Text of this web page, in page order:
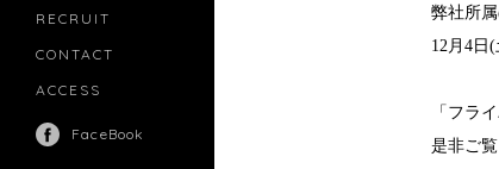
RECRUIT
CONTACT
ACCESS
FaceBook
INFLUENCERS MARKETING
弊社所
12月4日
「フラ
是非ご